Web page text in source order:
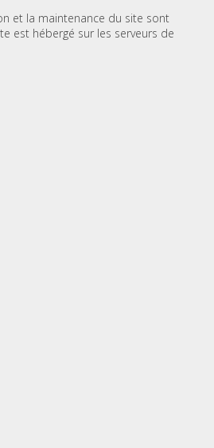
et la maintenance du site sont
est hébergé sur les serveurs de